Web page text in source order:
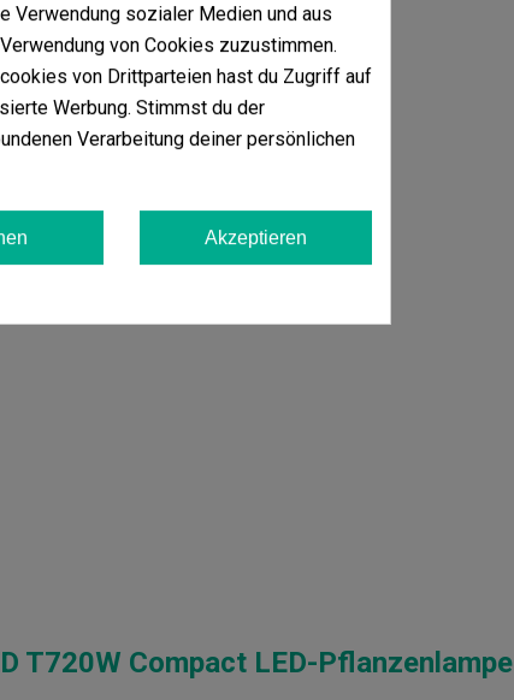
Ihnen auch
T720W Compact LED-Pflanzenlampe
Verwendung sozialer Medien und aus
von Cookies zuzustimmen.
von Drittparteien hast du Zugriff auf
Werbung. Stimmst du der
Verarbeitung deiner persönlichen
Akzeptieren